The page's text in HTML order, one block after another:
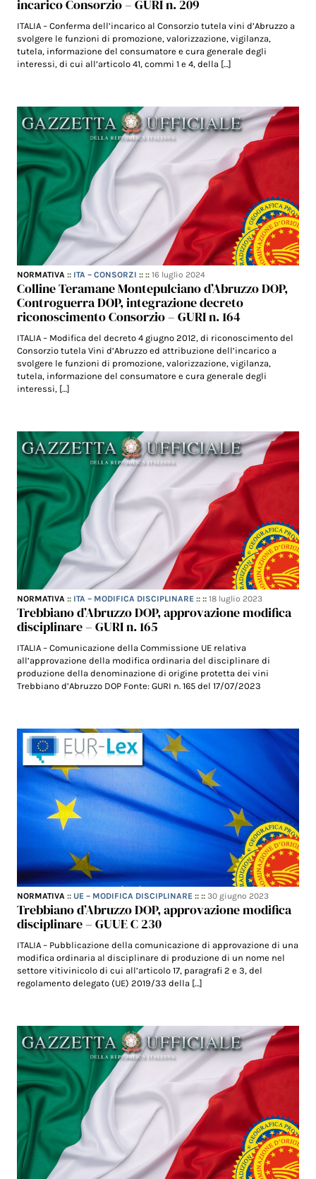
incarico Consorzio – GURI n. 209
ITALIA – Conferma dell’incarico al Consorzio tutela vini d’Abruzzo a
svolgere le funzioni di promozione, valorizzazione, vigilanza,
tutela, informazione del consumatore e cura generale degli
interessi, di cui all’articolo 41, commi 1 e 4, della […]
NORMATIVA :: ITA – CONSORZI :: ::16 luglio 2024
Colline Teramane Montepulciano d’Abruzzo DOP,
Controguerra DOP, integrazione decreto
riconoscimento Consorzio – GURI n. 164
ITALIA – Modifica del decreto 4 giugno 2012, di riconoscimento del
Consorzio tutela Vini d’Abruzzo ed attribuzione dell’incarico a
svolgere le funzioni di promozione, valorizzazione, vigilanza,
tutela, informazione del consumatore e cura generale degli
interessi, […]
NORMATIVA :: ITA – MODIFICA DISCIPLINARE :: ::18 luglio 2023
Trebbiano d’Abruzzo DOP, approvazione modifica
disciplinare – GURI n. 165
ITALIA – Comunicazione della Commissione UE relativa
all’approvazione della modifica ordinaria del disciplinare di
produzione della denominazione di origine protetta dei vini
Trebbiano d’Abruzzo DOP Fonte: GURI n. 165 del 17/07/2023
NORMATIVA :: UE – MODIFICA DISCIPLINARE :: ::30 giugno 2023
Trebbiano d’Abruzzo DOP, approvazione modifica
disciplinare – GUUE C 230
ITALIA – Pubblicazione della comunicazione di approvazione di una
modifica ordinaria al disciplinare di produzione di un nome nel
settore vitivinicolo di cui all’articolo 17, paragrafi 2 e 3, del
regolamento delegato (UE) 2019/33 della […]